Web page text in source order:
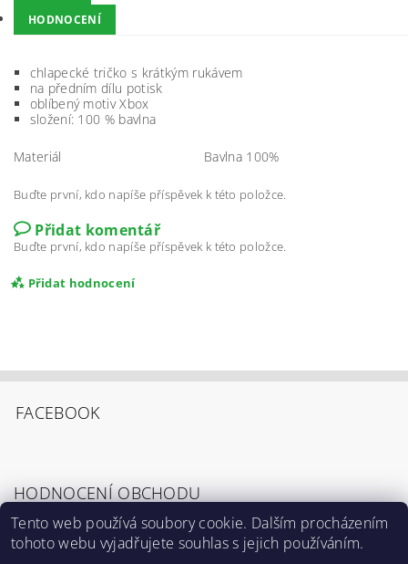
HODNOCENÍ
chlapecké tričko s krátkým rukávem
na předním dílu potisk
oblíbený motiv Xbox
složení: 100 % bavlna
Materiál Bavlna 100%
Buďte první, kdo napíše příspěvek k této položce.
Přidat komentář
Buďte první, kdo napíše příspěvek k této položce.
Přidat hodnocení
FACEBOOK
HODNOCENÍ OBCHODU
Zobrazit všechna hodnocení obchodu
Tento web používá soubory cookie. Dalším procházením
tohoto webu vyjadřujete souhlas s jejich používáním.